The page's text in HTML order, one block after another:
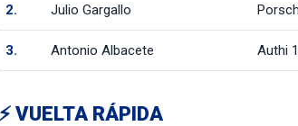
2. Julio Gargallo
3. Antonio Albacete Authi
⚡ VUELTA RÁPIDA